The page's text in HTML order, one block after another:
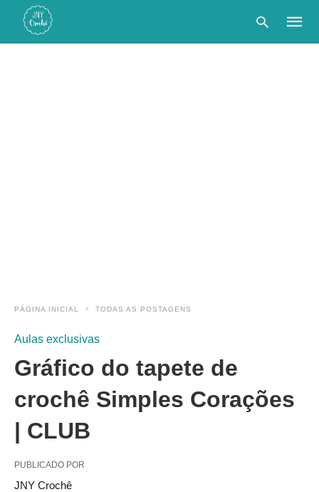
PÁGINA INICIAL TODAS AS POSTAGENS
Aulas exclusivas
Gráfico do tapete de
crochê Simples Corações
| CLUB
PUBLICADO POR
JNY Crochê